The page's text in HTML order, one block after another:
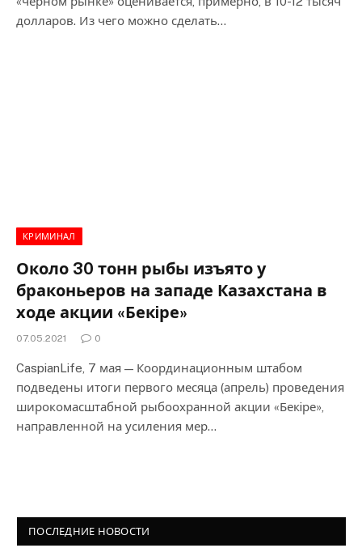
долларов. Из чего можно сделать…
КРИМИНАЛ
Около 30 тонн рыбы изъято у
браконьеров на западе Казахстана в
ходе акции «Бекiре»
07.05.2021 0
CaspianLife, 7 мая — Координационным штабом
подведены итоги первого месяца (апрель) проведения
широкомасштабной рыбоохранной акции «Бекiре»,
направленной на усиления мер…
ПОСЛЕДНИЕ НОВОСТИ